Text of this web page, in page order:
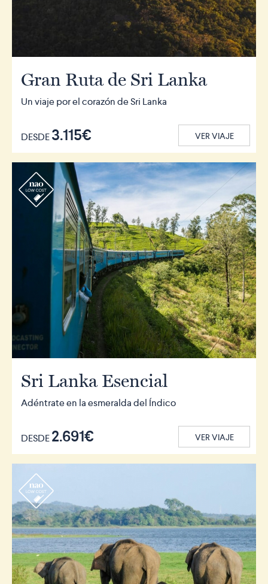
Gran Ruta de Sri Lanka
Un viaje por el corazón de Sri Lanka
DESDE3.115€ VER VIAJE
r
Sri Lanka Esencial
Adéntrate en la esmeralda del Índico
DESDE2.691€ VER VIAJE
r